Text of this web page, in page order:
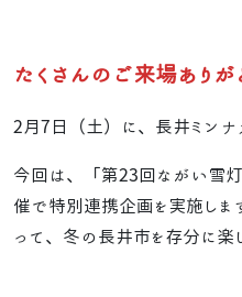
たくさんのご来場ありが
2月7日（土）に、長井ミン
今回は、「第23回ながい雪
催で特別連携企画を実施し
って、冬の長井市を存分に楽